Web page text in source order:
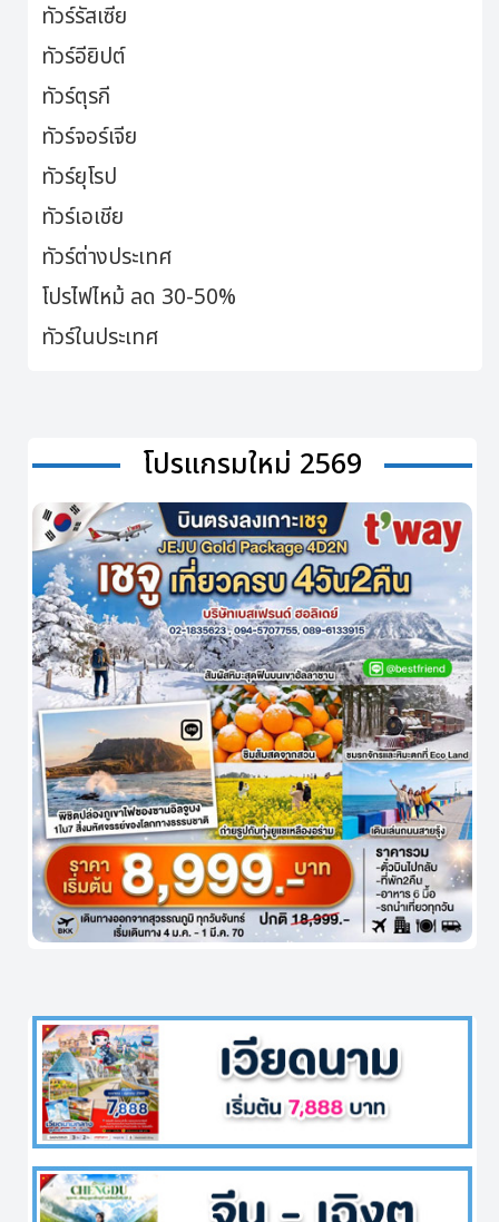
ทัวร์รัสเซีย
ทัวร์อียิปต์
ทัวร์ตุรกี
ทัวร์จอร์เจีย
ทัวร์ยุโรป
ทัวร์เอเชีย
ทัวร์ต่างประเทศ
โปรไฟไหม้ ลด 30-50%
ทัวร์ในประเทศ
โปรแกรมใหม่ 2569